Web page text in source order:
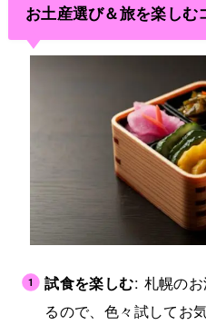
お土産選び＆旅を楽しむ
試食を楽しむ: 札幌の
るので、色々試してお